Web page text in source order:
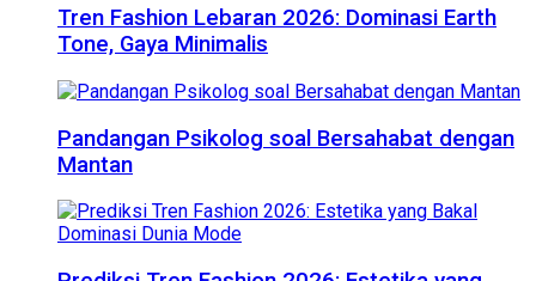
Tren Fashion Lebaran 2026: Dominasi Earth
Tone, Gaya Minimalis
Pandangan Psikolog soal Bersahabat dengan
Mantan